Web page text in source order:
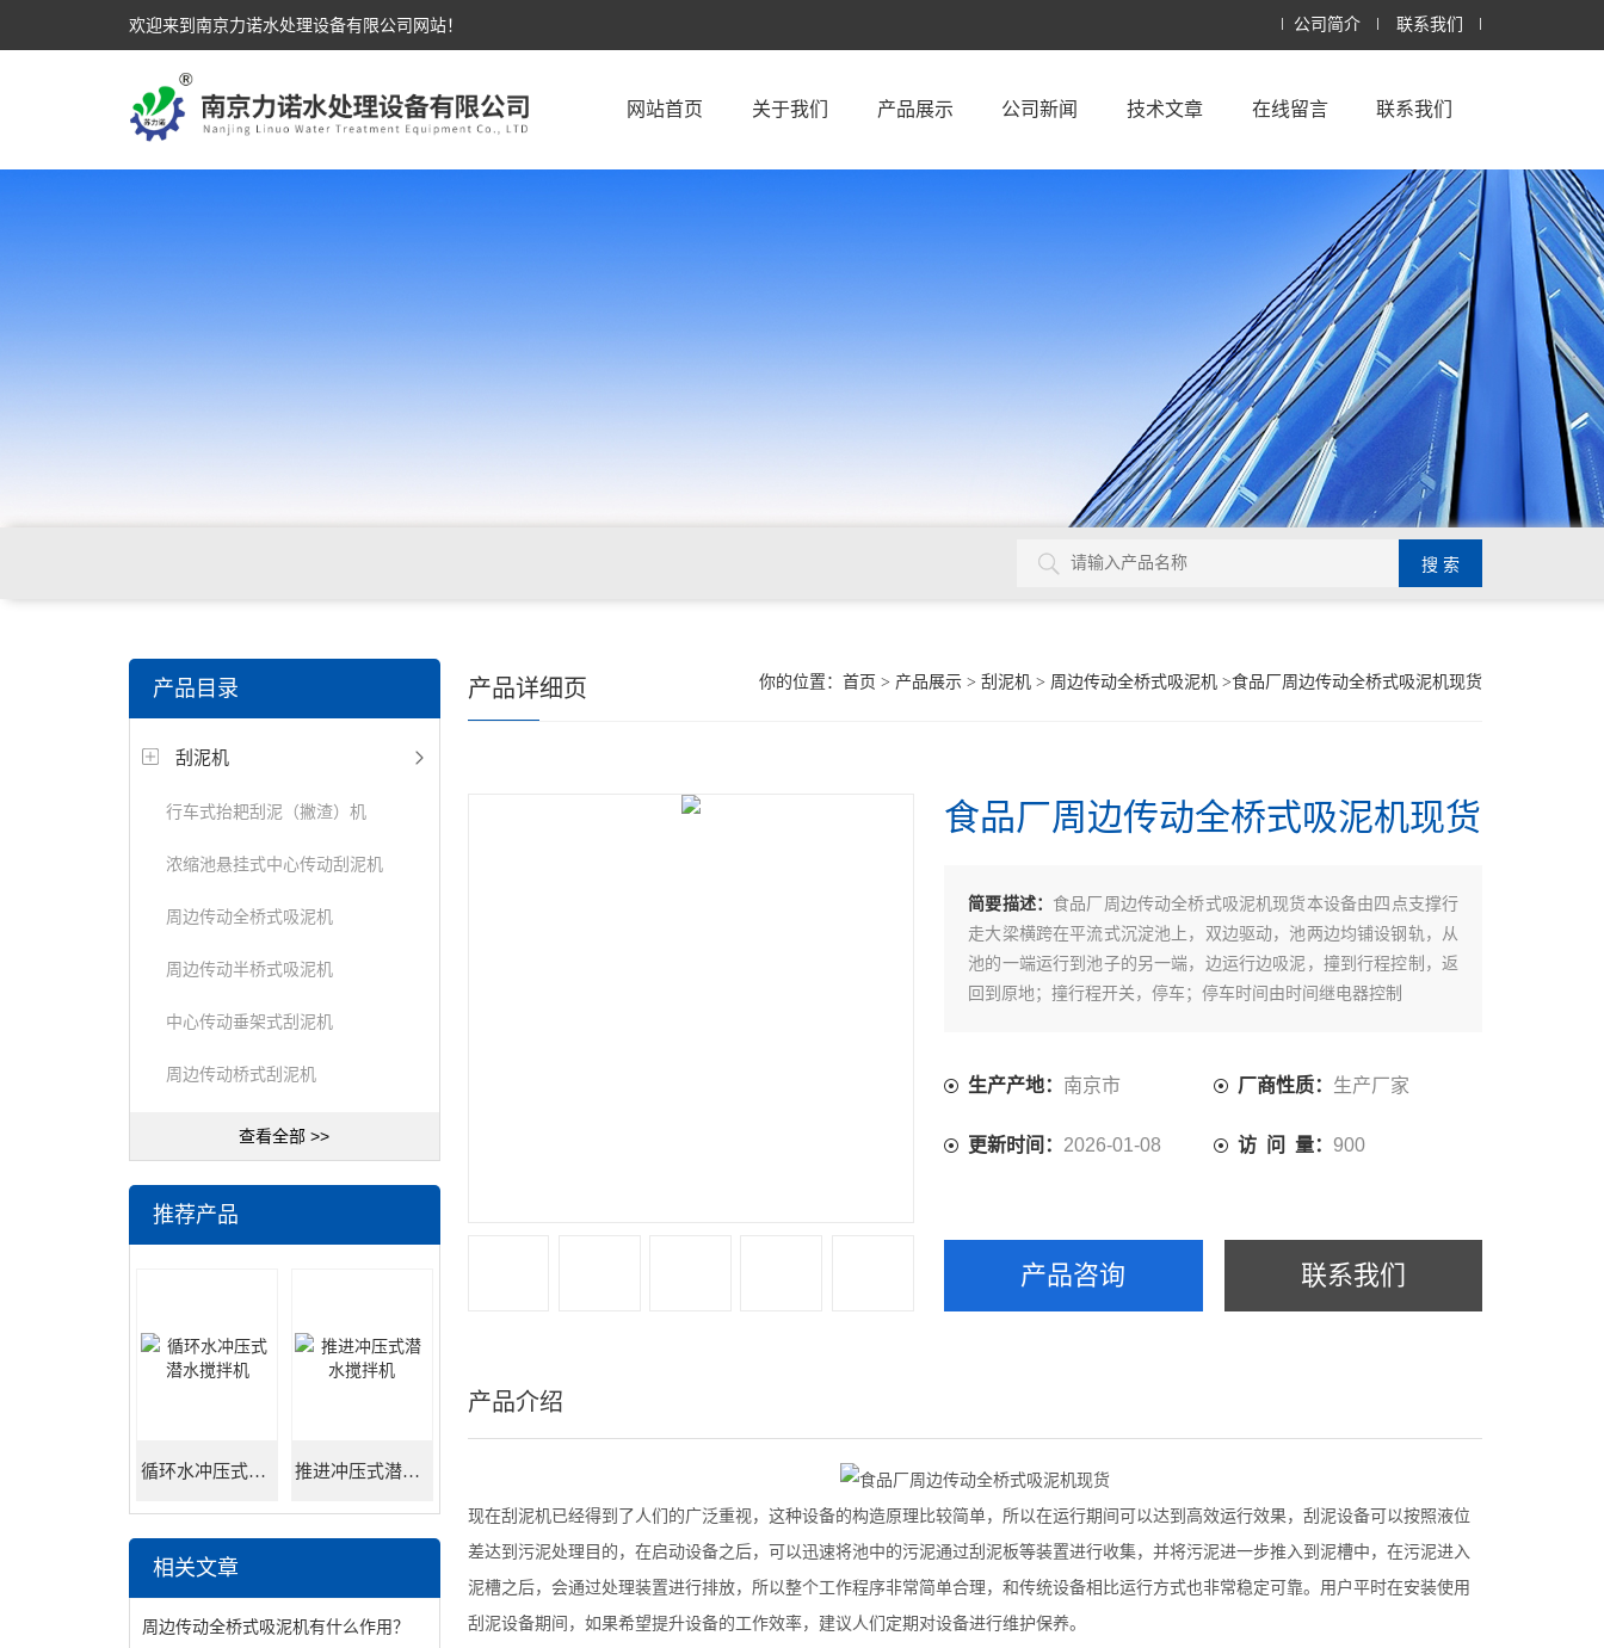
欢迎来到南京力诺水处理设备有限公司网站！ 公司简介 联系我们
网站首页 关于我们 产品展示 公司新闻 技术文章 在线留言 联系我们
器，刮/吸泥机等水处理设备
产品目录
刮泥机
行车式抬耙刮泥（撇渣）机
浓缩池悬挂式中心传动刮泥机
周边传动全桥式吸泥机
周边传动半桥式吸泥机
中心传动垂架式刮泥机
周边传动桥式刮泥机
查看全部 >>
推荐产品
循环水冲压式潜水搅拌机 推进冲压式潜水搅拌机
相关文章
周边传动全桥式吸泥机有什么作用？
你的位置： 首页 > 产品展示 > 刮泥机 > 周边传动全桥式吸泥机 >食品厂周边传动全桥式吸泥机现货
产品详细页
食品厂周边传动全桥式吸泥机现货
简要描述： 食品厂周边传动全桥式吸泥机现货本设备由四点支撑行
走大梁横跨在平流式沉淀池上，双边驱动，池两边均铺设钢轨，从
池的一端运行到池子的另一端，边运行边吸泥，撞到行程控制，返
回到原地；撞行程开关，停车；停车时间由时间继电器控制
生产产地： 南京市 厂商性质： 生产厂家
更新时间： 2026-01-08 访 问 量： 900
产品咨询 联系我们
产品介绍
现在刮泥机已经得到了人们的广泛重视，这种设备的构造原理比较简单，所以在运行期间可以达到高效运行效果，刮泥设备可以按照液位
差达到污泥处理目的，在启动设备之后，可以迅速将池中的污泥通过刮泥板等装置进行收集，并将污泥进一步推入到泥槽中，在污泥进入
泥槽之后，会通过处理装置进行排放，所以整个工作程序非常简单合理，和传统设备相比运行方式也非常稳定可靠。用户平时在安装使用
刮泥设备期间，如果希望提升设备的工作效率，建议人们定期对设备进行维护保养。